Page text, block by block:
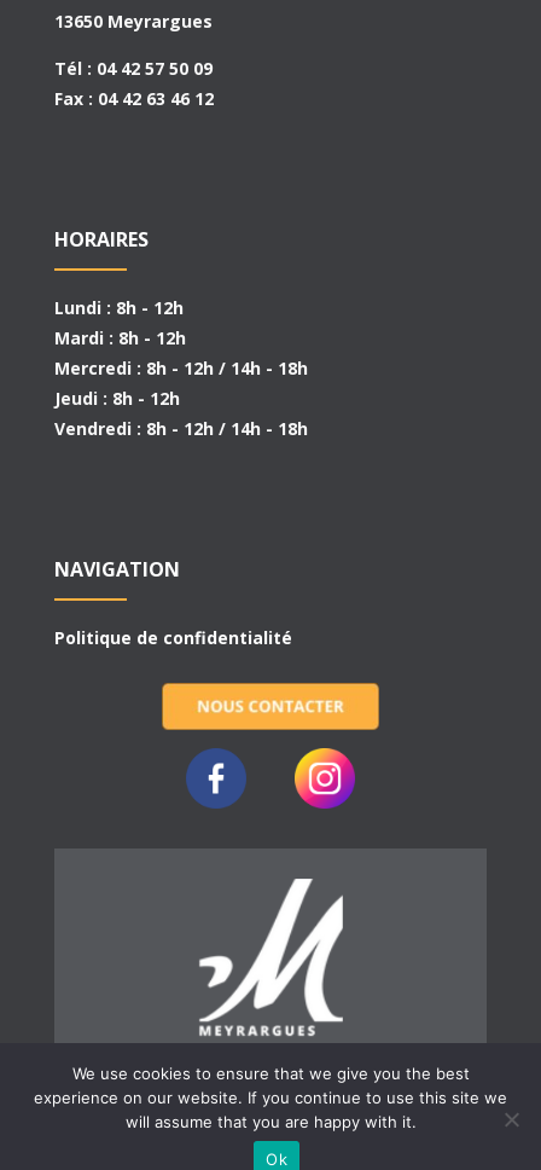
13650 Meyrargues
Tél : 04 42 57 50 09
Fax : 04 42 63 46 12
HORAIRES
Lundi : 8h - 12h
Mardi : 8h - 12h
Mercredi : 8h - 12h / 14h - 18h
Jeudi : 8h - 12h
Vendredi : 8h - 12h / 14h - 18h
NAVIGATION
Politique de confidentialité
© 2019 | Ville de Meyrargues
We use cookies to ensure that we give you the best
experience on our website. If you continue to use this site we
will assume that you are happy with it.
Ok